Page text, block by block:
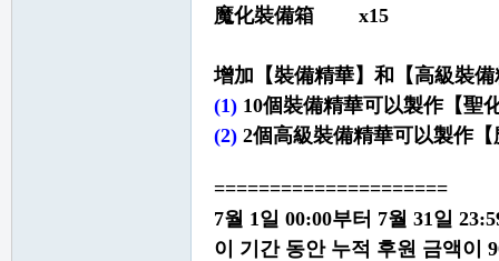
魔化裝備箱 x15
增加【裝備精華】和【高級裝
(1) 10個裝備精華可以製作【聖
(2) 2個高級裝備精華可以製作
=====================
7월 1일 00:00부터 7월 31일
이 기간 동안 누적 후원 금액이